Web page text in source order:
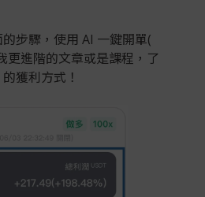
步驟，使用 AI 一鍵開單(
更進階的文章或是課程，了
的獲利方式！